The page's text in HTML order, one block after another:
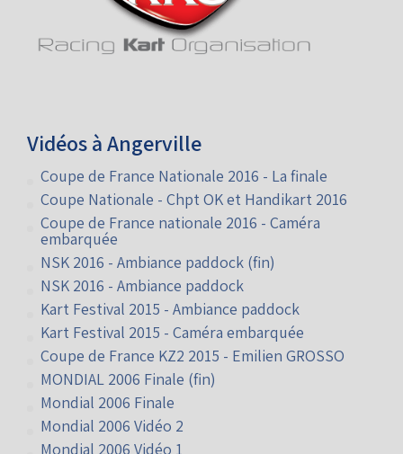
Vidéos à Angerville
Coupe de France Nationale 2016 - La finale
Coupe Nationale - Chpt OK et Handikart 2016
Coupe de France nationale 2016 - Caméra
embarquée
NSK 2016 - Ambiance paddock (fin)
NSK 2016 - Ambiance paddock
Kart Festival 2015 - Ambiance paddock
Kart Festival 2015 - Caméra embarquée
Coupe de France KZ2 2015 - Emilien GROSSO
MONDIAL 2006 Finale (fin)
Mondial 2006 Finale
Mondial 2006 Vidéo 2
Mondial 2006 Vidéo 1